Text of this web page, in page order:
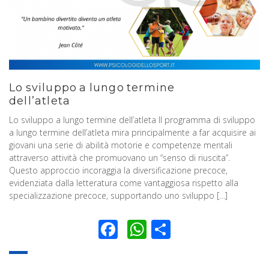
Lo sviluppo a lungo termine
dell’atleta
Lo sviluppo a lungo termine dell’atleta Il programma di sviluppo
a lungo termine dell’atleta mira principalmente a far acquisire ai
giovani una serie di abilità motorie e competenze mentali
attraverso attività che promuovano un “senso di riuscita”.
Questo approccio incoraggia la diversificazione precoce,
evidenziata dalla letteratura come vantaggiosa rispetto alla
specializzazione precoce, supportando uno sviluppo […]
Facebook
WhatsApp